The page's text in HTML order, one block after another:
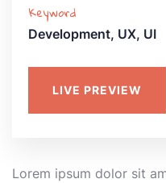
Keyword
Development, UX, UI
LIVE PREVIEW
Lorem ipsum dolor sit